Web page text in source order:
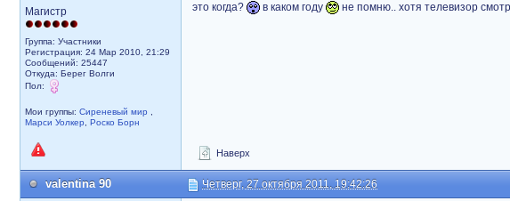
Магистр
Группа: Участники
Регистрация: 24 Мар 2010, 21:29
Сообщений: 25447
Откуда: Берег Волги
Пол:
Мои группы: Сиреневый мир
Марси Уолкер
Роско Борн
это когда? в каком году не помню.. хотя телевизор
Наверх
valentina 90 Четверг, 27 октября 2011, 19:42:26